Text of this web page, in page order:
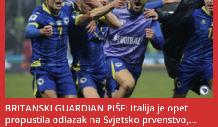
BRITANSKI GUARDIAN PIŠE: Italija je opet
propustila odlazak na Svjetsko prvenstvo,...